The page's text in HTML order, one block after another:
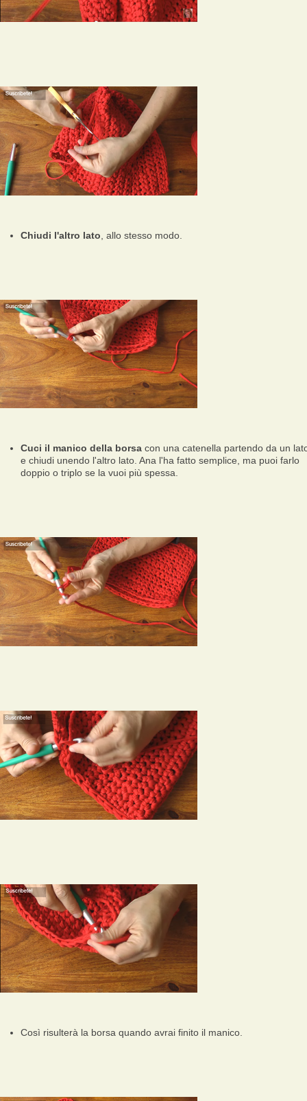
Chiudi l'altro lato , allo stesso modo.
Cuci il manico della borsa con una catenella partendo da un
e chiudi unendo l'altro lato. Ana l'ha fatto semplice, ma puoi farlo
doppio o triplo se la vuoi più spessa.
Così risulterà la borsa quando avrai finito il manico.